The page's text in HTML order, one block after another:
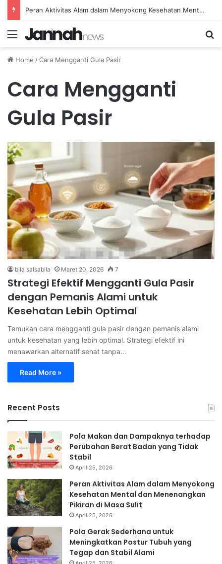
Peran Aktivitas Alam dalam Menyokong Kesehatan Mental dan Menenangkan Pikiran di Masa Sulit
Menu
Home /Cara Mengganti Gula Pasir
Cara Mengganti
Gula Pasir
bila salsabila Maret 20, 2026 7
Strategi Efektif Mengganti Gula Pasir
dengan Pemanis Alami untuk
Kesehatan Lebih Optimal
Temukan cara mengganti gula pasir dengan pemanis alami
untuk kesehatan yang lebih optimal. Strategi efektif ini
menawarkan alternatif sehat tanpa…
Read More »
Recent Posts
Pola Makan dan Dampaknya terhadap
Perubahan Berat Badan yang Tidak
Stabil
April 25, 2026
Peran Aktivitas Alam dalam Menyokong
Kesehatan Mental dan Menenangkan
Pikiran di Masa Sulit
April 25, 2026
Pola Gerak Sederhana untuk
Meningkatkan Postur Tubuh yang
Tegap dan Stabil Alami